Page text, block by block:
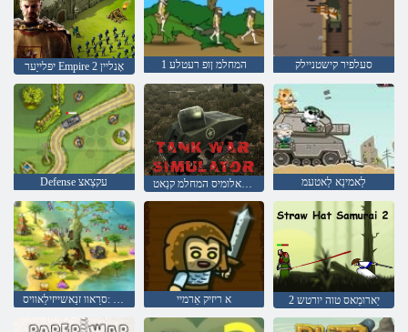
יפּלייַער Empire אָנליין 2 1 המחלמ ןופ רעטלע סעלפיר קישטניילק
Defense עקצַאצ רָאטַאלומיס המחלמ קנַאט לַאמינַא לַאטעמ
ןַאשידַא ראה :סרַאוו זנַאשייזילַאוויס א ריזיק אַרמיי 2 יַארומַאס טוה יורטש